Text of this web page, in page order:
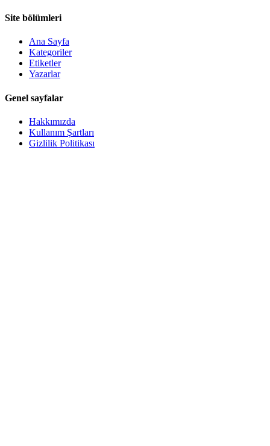
Site bölümleri
Ana Sayfa
Kategoriler
Etiketler
Yazarlar
Genel sayfalar
Hakkımızda
Kullanım Şartları
Gizlilik Politikası